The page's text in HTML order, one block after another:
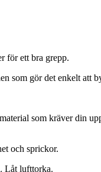
för ett bra grepp.
som gör det enkelt att
som kräver din
och sprickor.
Låt lufttorka.